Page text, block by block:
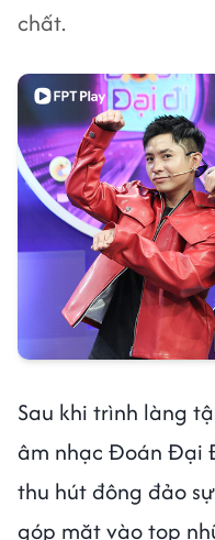
chất.
Sau khi trình làng
âm nhạc Đoán Đại
thu hút đông đảo
góp mặt vào top